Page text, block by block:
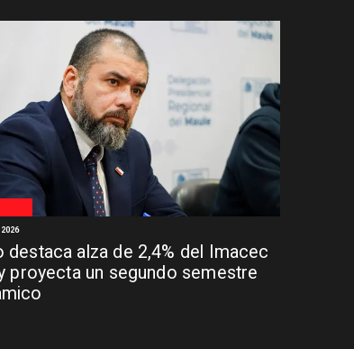
destaca alza de 2,4% del Imacec
proyecta un segundo semestre